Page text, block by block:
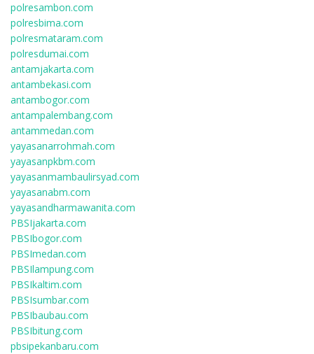
polresambon.com
polresbima.com
polresmataram.com
polresdumai.com
antamjakarta.com
antambekasi.com
antambogor.com
antampalembang.com
antammedan.com
yayasanarrohmah.com
yayasanpkbm.com
yayasanmambaulirsyad.com
yayasanabm.com
yayasandharmawanita.com
PBSIjakarta.com
PBSIbogor.com
PBSImedan.com
PBSIlampung.com
PBSIkaltim.com
PBSIsumbar.com
PBSIbaubau.com
PBSIbitung.com
pbsipekanbaru.com